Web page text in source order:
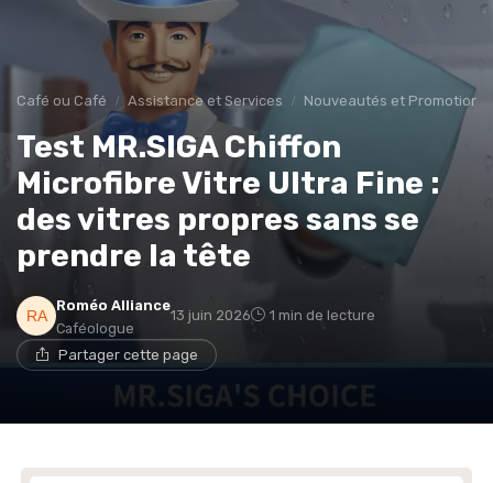
Café ou Café Assistance et Services Nouveautés et Promotions
Test MR.SIGA Chiffon
Microfibre Vitre Ultra Fine :
des vitres propres sans se
prendre la tête
Roméo Alliance
Caféologue
13 juin 2026 1 min de lecture
Partager cette page